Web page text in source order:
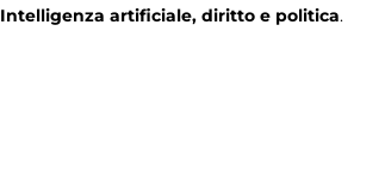
Intelligenza artificiale, diritto e politica.